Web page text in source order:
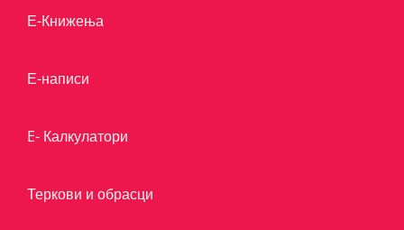
Е-Книжења
Е-написи
E- Калкулатори
Теркови и обрасци